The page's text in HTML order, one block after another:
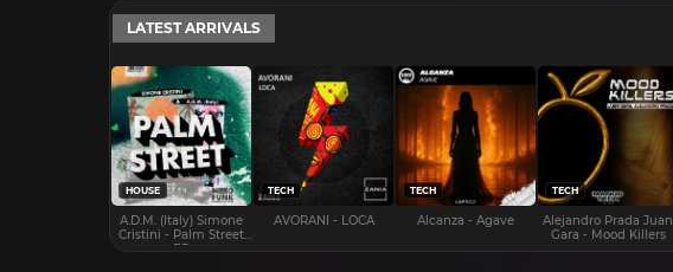
r
e
a
d
s
t
a
r
t
e
r
a
r
t
a
LATEST ARRIVALS
HOUSE
A.D.M. (Italy) Simone
Cristini - Palm Street
EP
TECH
AVORANI - LOCA
TECH
Alcanza - Agave
TECH
Alejandro Prada Juan
Gara - Mood Killers